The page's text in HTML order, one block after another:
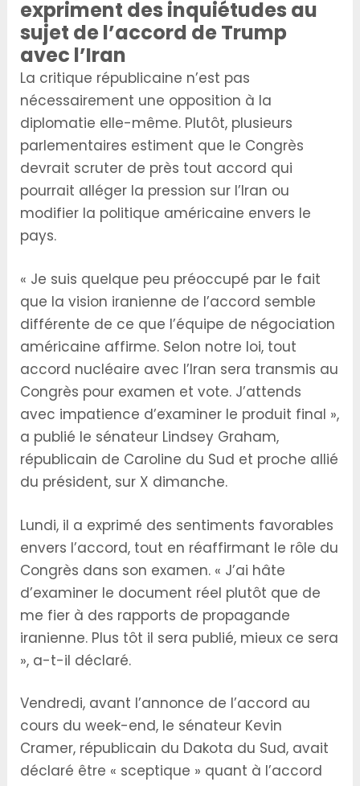
expriment des inquiétudes au
sujet de l’accord de Trump
avec l’Iran
La critique républicaine n’est pas
nécessairement une opposition à la
diplomatie elle-même. Plutôt, plusieurs
parlementaires estiment que le Congrès
devrait scruter de près tout accord qui
pourrait alléger la pression sur l’Iran ou
modifier la politique américaine envers le
pays.
« Je suis quelque peu préoccupé par le fait
que la vision iranienne de l’accord semble
différente de ce que l’équipe de négociation
américaine affirme. Selon notre loi, tout
accord nucléaire avec l’Iran sera transmis au
Congrès pour examen et vote. J’attends
avec impatience d’examiner le produit final »,
a publié le sénateur Lindsey Graham,
républicain de Caroline du Sud et proche allié
du président, sur X dimanche.
Lundi, il a exprimé des sentiments favorables
envers l’accord, tout en réaffirmant le rôle du
Congrès dans son examen. « J’ai hâte
d’examiner le document réel plutôt que de
me fier à des rapports de propagande
iranienne. Plus tôt il sera publié, mieux ce sera
», a-t-il déclaré.
Vendredi, avant l’annonce de l’accord au
cours du week-end, le sénateur Kevin
Cramer, républicain du Dakota du Sud, avait
déclaré être « sceptique » quant à l’accord